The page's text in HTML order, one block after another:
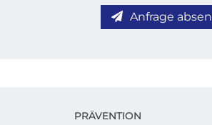
Anfrage
PRÄVENTION